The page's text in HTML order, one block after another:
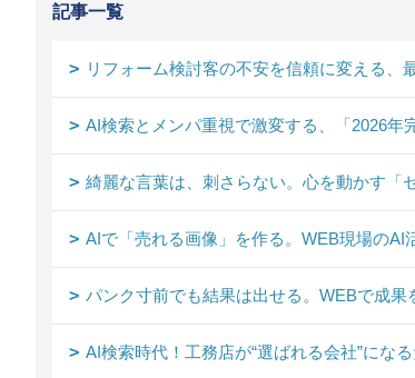
記事一覧
リフォーム検討客の不安を信頼に変える、
AI検索とメンパ重視で激変する、「2026年
綺麗な言葉は、刺さらない。心を動かす「
AIで「売れる画像」を作る。WEB現場のAI
パンク寸前でも結果は出せる。WEBで成果
AI検索時代！工務店が“選ばれる会社”にな